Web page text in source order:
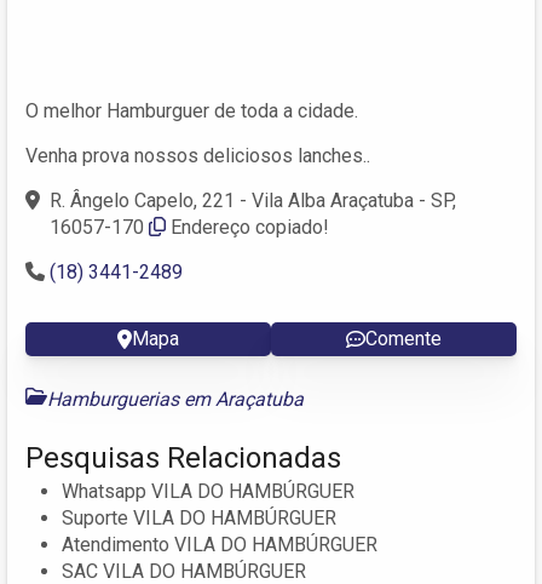
O melhor Hamburguer de toda a cidade.
Venha prova nossos deliciosos lanches..
R. Ângelo Capelo, 221 - Vila Alba Araçatuba - SP,
16057-170
Endereço copiado!
(18) 3441-2489
Mapa Comente
Hamburguerias em Araçatuba
Pesquisas Relacionadas
Whatsapp VILA DO HAMBÚRGUER
Suporte VILA DO HAMBÚRGUER
Atendimento VILA DO HAMBÚRGUER
SAC VILA DO HAMBÚRGUER